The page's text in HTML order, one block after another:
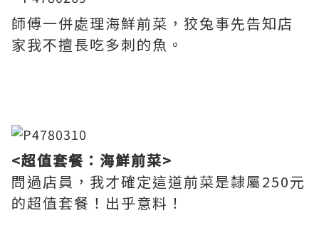
師傅一併處理海鮮前菜，狡兔事先告知店
家我不擅長吃多刺的魚。
<超值套餐：海鮮前菜>
問過店員，我才確定這道前菜是隸屬250元
的超值套餐！出乎意料！